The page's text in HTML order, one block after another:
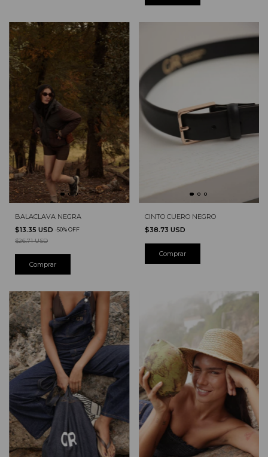
BALACLAVA NEGRA
$13.35 USD -50%OFF
$26.71 USD
CINTO CUERO NEGRO
$38.73 USD
Comprar